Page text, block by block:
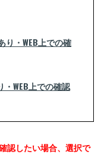
り・WEB上での確
・WEB上での確認
認したい場合、選択で